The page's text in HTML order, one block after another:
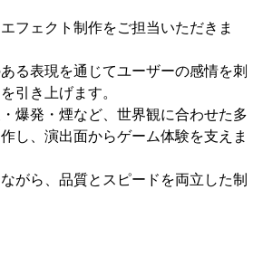
フェクト制作をご担当いただきま
る表現を通じてユーザーの感情を刺
引き上げます。
爆発・煙など、世界観に合わせた多
し、演出面からゲーム体験を支えま
がら、品質とスピードを両立した制